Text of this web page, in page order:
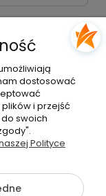
Pomoc
Moje konto
i dostawa
dostosować
i przejść
swoich
Polityce